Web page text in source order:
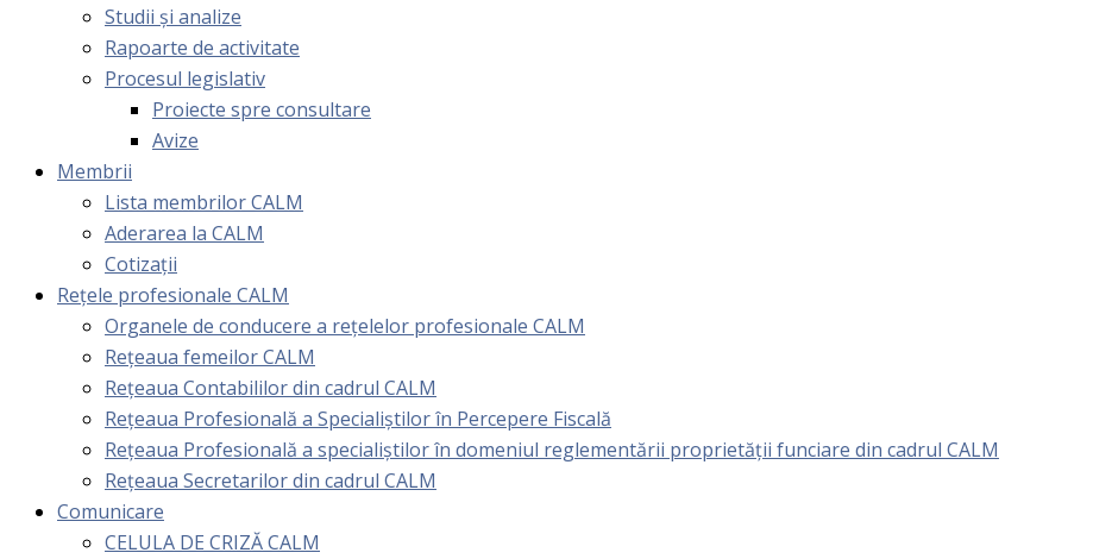
Studii și analize
Rapoarte de activitate
Procesul legislativ
Proiecte spre consultare
Avize
Membrii
Lista membrilor CALM
Aderarea la CALM
Cotizaţii
Rețele profesionale CALM
Organele de conducere a rețelelor profesionale CALM
Rețeaua femeilor CALM
Rețeaua Contabililor din cadrul CALM
Rețeaua Profesională a Specialiștilor în Percepere Fiscală
Reţeaua Profesională a specialiştilor în domeniul reglementării proprietăţii funciare din cadrul CALM
Rețeaua Secretarilor din cadrul CALM
Comunicare
CELULA DE CRIZĂ CALM